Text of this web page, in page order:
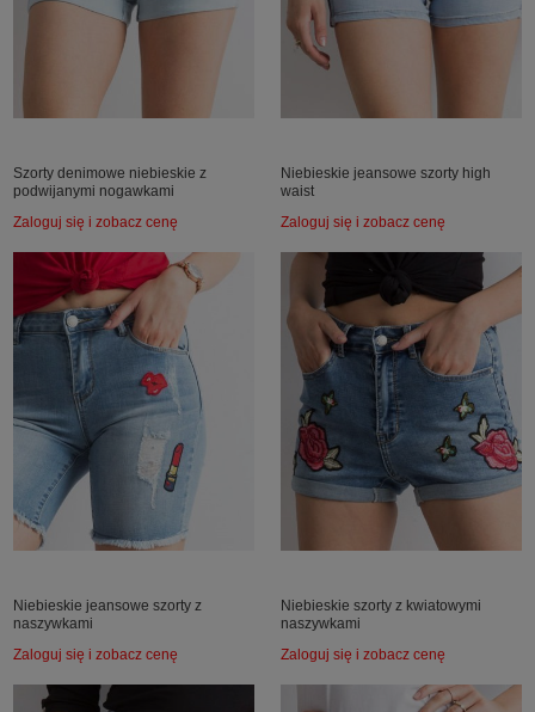
Szorty denimowe niebieskie z
podwijanymi nogawkami
Zaloguj się i zobacz cenę
Niebieskie jeansowe szorty high
waist
Zaloguj się i zobacz cenę
Niebieskie jeansowe szorty z
naszywkami
Zaloguj się i zobacz cenę
Niebieskie szorty z kwiatowymi
naszywkami
Zaloguj się i zobacz cenę